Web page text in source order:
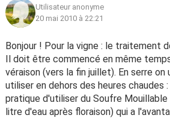
Utilisateur anonyme
20 mai 2010 à 22:21
Bonjour ! Pour la vigne : le traitement
Il doit être commencé en même
véraison (vers la fin juillet). En serre
utiliser en dehors des heures chaudes
pratique d'utiliser du Soufre
litre d'eau après floraison) qui a